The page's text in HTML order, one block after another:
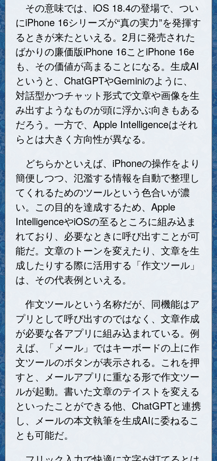
その意味では、iOS 18.4の登場で、つい
にiPhone 16シリーズが“真の実力”を発揮す
るときが来たといえる。2月に発売された
ばかりの廉価版iPhone 16ことiPhone 16e
も、その価値が高まることになる。生成AI
というと、ChatGPTやGeminiのように、
対話型かつチャット形式で文章や画像を生
み出すようなものが頭に浮かぶ向きもある
だろう。一方で、Apple Intelligenceはそれ
らとは大きく方向性が異なる。
どちらかといえば、iPhoneの操作をより
簡便しつつ、氾濫する情報を自動で整理し
てくれるためのツールという色合いが濃
い。この目的を達成するため、Apple
IntelligenceやiOSの至るところに組み込ま
れており、必要なときに呼び出すことが可
能だ。文章のトーンを変えたり、文章を生
成したりする際に活用する「作文ツール」
は、その代表例といえる。
作文ツールという名称だが、同機能はア
プリとして呼び出すのではなく、文章作成
が必要な各アプリに組み込まれている。例
えば、「メール」ではキーボードの上に作
文ツールのボタンが表示される。これを押
すと、メールアプリに重なる形で作文ツー
ルが起動。書いた文章のテイストを変える
といったことができる他、ChatGPTと連携
し、メールの本文執筆を生成AIに委ねるこ
とも可能だ。